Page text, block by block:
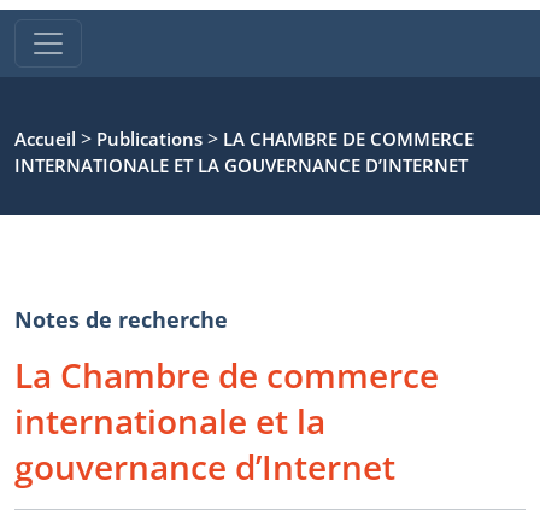
Accueil > Publications > LA CHAMBRE DE COMMERCE
INTERNATIONALE ET LA GOUVERNANCE D’INTERNET
Notes de recherche
La Chambre de commerce
internationale et la
gouvernance d’Internet